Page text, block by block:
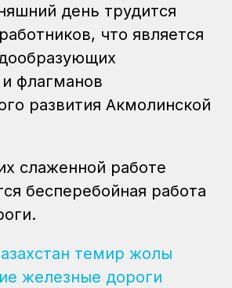
день трудится
что является
флагманов
развития Акмолинской
слаженной работе
бесперебойная работа
темир жолы
железные дороги